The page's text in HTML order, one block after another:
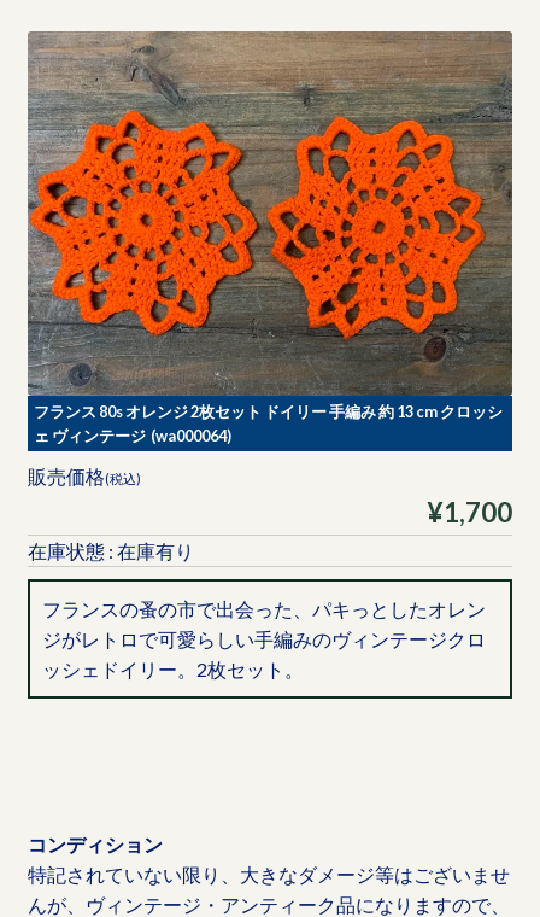
フランス 80s オレンジ 2枚セット ドイリー 手編み 約 13 cm クロッシ
ェ ヴィンテージ (wa000064)
販売価格(税込)
¥1,700
在庫状態 : 在庫有り
フランスの蚤の市で出会った、パキっとしたオレン
ジがレトロで可愛らしい手編みのヴィンテージクロ
ッシェドイリー。2枚セット。
コンディション
特記されていない限り、大きなダメージ等はございませ
んが、ヴィンテージ・アンティーク品になりますので、